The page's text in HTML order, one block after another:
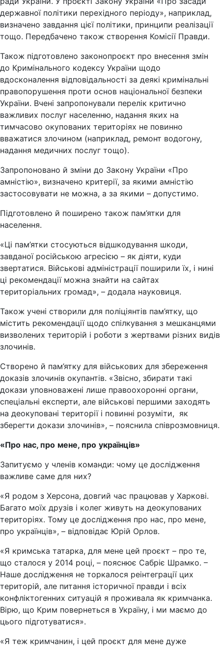
державної політики перехідного періоду», наприклад,
визначено завдання цієї політики, принципи реалізації
тощо. Передбачено також створення Комісії Правди.
Також підготовлено законопроєкт про внесення змін
до Кримінального кодексу України щодо
вдосконалення відповідальності за деякі кримінальні
правопорушення проти основ національної безпеки
України. Вчені запропонували перелік критично
важливих послуг населенню, надання яких на
тимчасово окупованих територіях не повинно
вважатися злочином (наприклад, ремонт водогону,
надання медичних послуг тощо).
Запропоновано й зміни до Закону України «Про
амністію», визначено критерії, за якими амністію
застосовувати не можна, а за якими – допустимо.
Підготовлено й поширено також пам’ятки для
населення.
«Ці пам’ятки стосуються відшкодування шкоди,
завданої російською агресією – як діяти, куди
звертатися. Військові адміністрації поширили їх, і нині
ці рекомендації можна знайти на сайтах
територіальних громад», – додала науковиця.
Також учені створили для поліціянтів пам’ятку, що
містить рекомендації щодо спілкування з мешканцями
визволених територій і роботи з жертвами різних видів
злочинів.
Створено й пам’ятку для військових для збереження
доказів злочинів окупантів. «Звісно, збирати такі
докази уповноважені лише правоохоронні органи,
спеціальні експерти, але військові першими заходять
на деокуповані території і повинні розуміти, як
зберегти докази злочинів», – пояснила співрозмовниця.
«Про нас, про мене, про українців»
Запитуємо у членів команди: чому це дослідження
важливе саме для них?
«Я родом з Херсона, довгий час працював у Харкові.
Багато моїх друзів і колег живуть на деокупованих
територіях. Тому це дослідження про нас, про мене,
про українців», – відповідає Юрій Орлов.
«Я кримська татарка, для мене цей проєкт – про те,
що сталося у 2014 році, – пояснює Сабріє Шрамко. –
Наше дослідження не торкалося реінтеграції цих
територій, але питання історичної правди і всіх
конфліктогенних ситуацій я проживала як кримчанка.
Вірю, що Крим повернеться в Україну, і ми маємо до
цього підготуватися».
«Я теж кримчанин, і цей проєкт для мене дуже